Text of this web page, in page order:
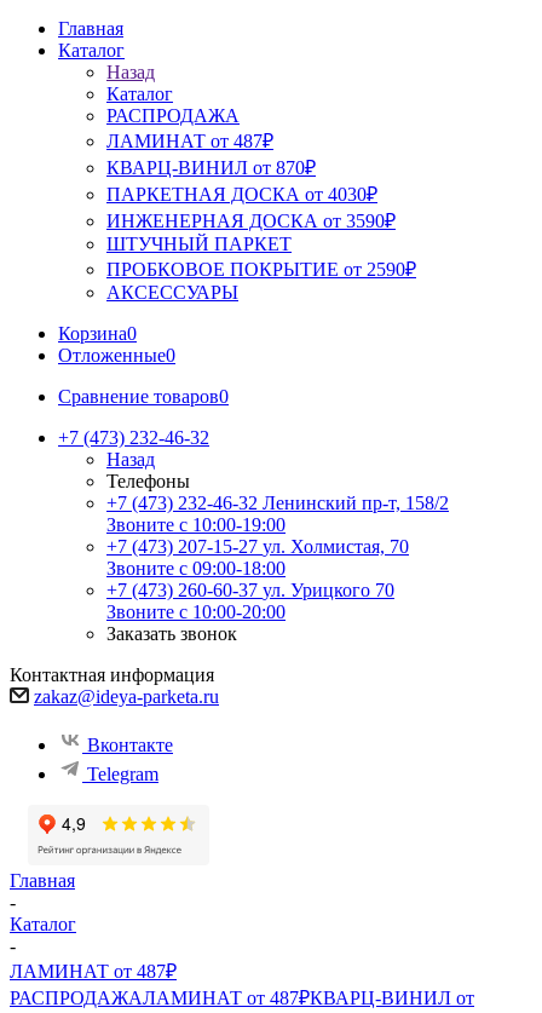
Главная
Каталог
Назад
Каталог
РАСПРОДАЖА
ЛАМИНАТ от 487₽
КВАРЦ-ВИНИЛ от 870₽
ПАРКЕТНАЯ ДОСКА от 4030₽
ИНЖЕНЕРНАЯ ДОСКА от 3590₽
ШТУЧНЫЙ ПАРКЕТ
ПРОБКОВОЕ ПОКРЫТИЕ от 2590₽
АКСЕССУАРЫ
Корзина0
Отложенные0
Сравнение товаров0
+7 (473) 232-46-32
Назад
Телефоны
+7 (473) 232-46-32 Ленинский пр-т, 158/2
Звоните с 10:00-19:00
+7 (473) 207-15-27 ул. Холмистая, 70
Звоните с 09:00-18:00
+7 (473) 260-60-37 ул. Урицкого 70
Звоните с 10:00-20:00
Заказать звонок
Контактная информация
zakaz@ideya-parketa.ru
Вконтакте
Telegram
Главная
-
Каталог
-
ЛАМИНАТ от 487₽
РАСПРОДАЖАЛАМИНАТ от 487₽КВАРЦ-ВИНИЛ от